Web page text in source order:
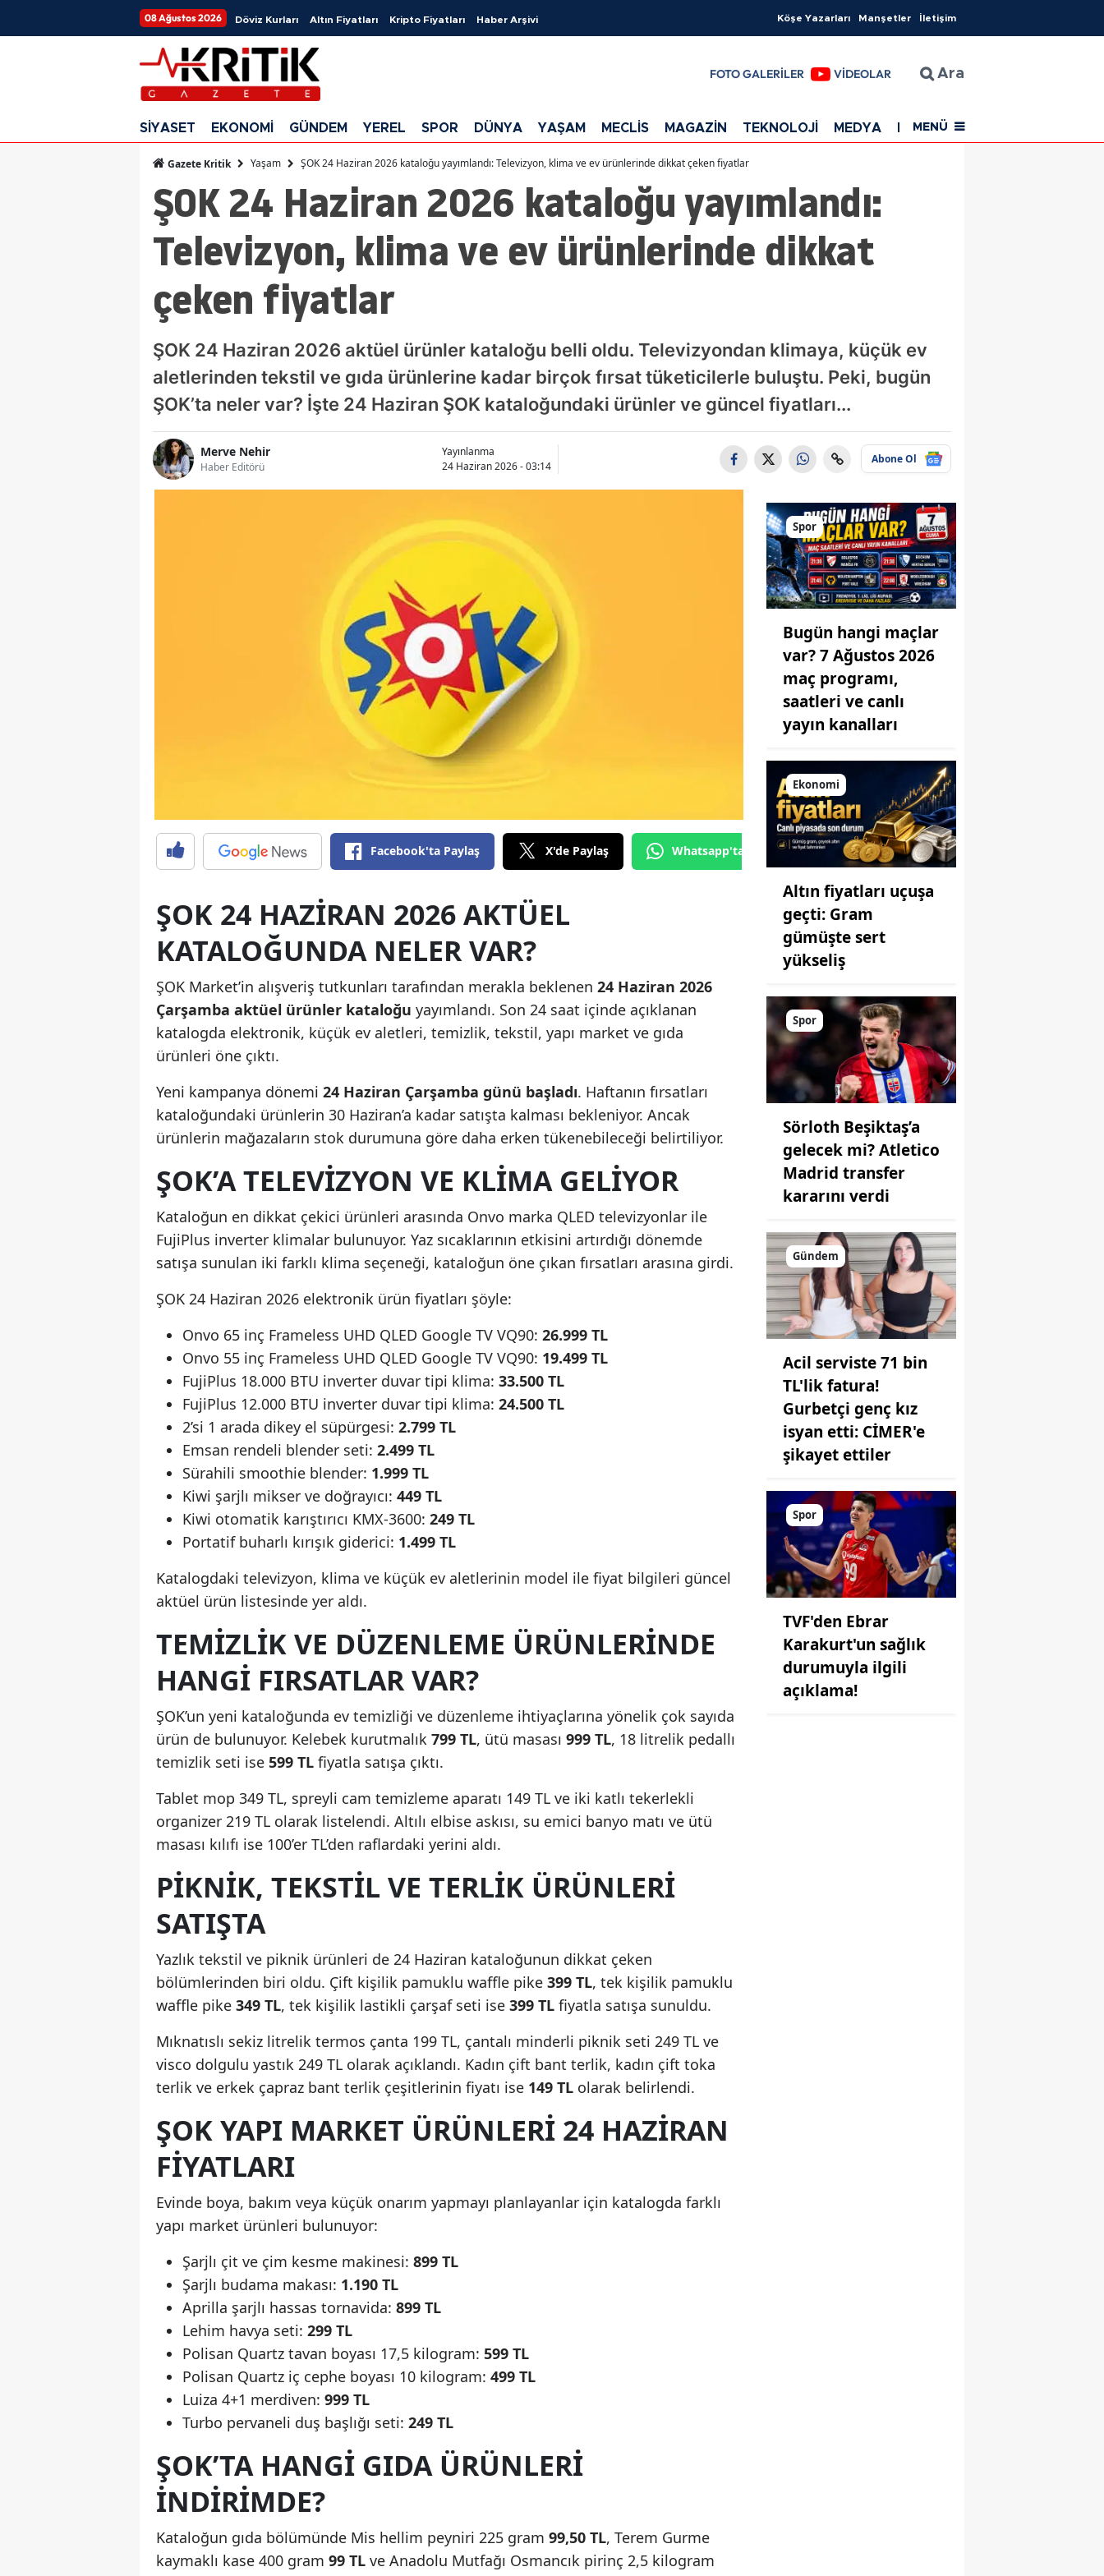
08 Ağustos 2026 Döviz Kurları Altın Fiyatları Kripto Fiyatları Haber Arşivi Köşe Yazarları Manşetler İletişim
FOTO GALERİLER VİDEOLAR Ara
SİYASET EKONOMİ GÜNDEM YEREL SPOR DÜNYA YAŞAM MECLİS MAGAZİN TEKNOLOJİ MEDYA EĞİTİM SAĞLIK
MENÜ
Gazete Kritik Yaşam ŞOK 24 Haziran 2026 kataloğu yayımlandı: Televizyon, klima ve ev ürünlerinde dikkat çeken fiyatlar
ŞOK 24 Haziran 2026 kataloğu yayımlandı:
Televizyon, klima ve ev ürünlerinde dikkat
çeken fiyatlar
ŞOK 24 Haziran 2026 aktüel ürünler kataloğu belli oldu. Televizyondan klimaya, küçük ev
aletlerinden tekstil ve gıda ürünlerine kadar birçok fırsat tüketicilerle buluştu. Peki, bugün
ŞOK’ta neler var? İşte 24 Haziran ŞOK kataloğundaki ürünler ve güncel fiyatları...
Merve Nehir
Haber Editörü
Yayınlanma
24 Haziran 2026 - 03:14
Abone Ol
Facebook'ta Paylaş X'de Paylaş Whatsapp'tan Gönder
ŞOK 24 HAZIRAN 2026 AKTÜEL
KATALOĞUNDA NELER VAR?
ŞOK Market’in alışveriş tutkunları tarafından merakla beklenen 24 Haziran 2026
Çarşamba aktüel ürünler kataloğu yayımlandı. Son 24 saat içinde açıklanan
katalogda elektronik, küçük ev aletleri, temizlik, tekstil, yapı market ve gıda
ürünleri öne çıktı.
Yeni kampanya dönemi 24 Haziran Çarşamba günü başladı. Haftanın fırsatları
kataloğundaki ürünlerin 30 Haziran’a kadar satışta kalması bekleniyor. Ancak
ürünlerin mağazaların stok durumuna göre daha erken tükenebileceği belirtiliyor.
ŞOK’A TELEVIZYON VE KLIMA GELIYOR
Kataloğun en dikkat çekici ürünleri arasında Onvo marka QLED televizyonlar ile
FujiPlus inverter klimalar bulunuyor. Yaz sıcaklarının etkisini artırdığı dönemde
satışa sunulan iki farklı klima seçeneği, kataloğun öne çıkan fırsatları arasına girdi.
ŞOK 24 Haziran 2026 elektronik ürün fiyatları şöyle:
Onvo 65 inç Frameless UHD QLED Google TV VQ90: 26.999 TL
Onvo 55 inç Frameless UHD QLED Google TV VQ90: 19.499 TL
FujiPlus 18.000 BTU inverter duvar tipi klima: 33.500 TL
FujiPlus 12.000 BTU inverter duvar tipi klima: 24.500 TL
2’si 1 arada dikey el süpürgesi: 2.799 TL
Emsan rendeli blender seti: 2.499 TL
Sürahili smoothie blender: 1.999 TL
Kiwi şarjlı mikser ve doğrayıcı: 449 TL
Kiwi otomatik karıştırıcı KMX-3600: 249 TL
Portatif buharlı kırışık giderici: 1.499 TL
Katalogdaki televizyon, klima ve küçük ev aletlerinin model ile fiyat bilgileri güncel
aktüel ürün listesinde yer aldı.
TEMIZLIK VE DÜZENLEME ÜRÜNLERINDE
HANGI FIRSATLAR VAR?
ŞOK’un yeni kataloğunda ev temizliği ve düzenleme ihtiyaçlarına yönelik çok sayıda
ürün de bulunuyor. Kelebek kurutmalık 799 TL, ütü masası 999 TL, 18 litrelik pedallı
temizlik seti ise 599 TL fiyatla satışa çıktı.
Tablet mop 349 TL, spreyli cam temizleme aparatı 149 TL ve iki katlı tekerlekli
organizer 219 TL olarak listelendi. Altılı elbise askısı, su emici banyo matı ve ütü
masası kılıfı ise 100’er TL’den raflardaki yerini aldı.
PIKNIK, TEKSTIL VE TERLIK ÜRÜNLERI
SATIŞTA
Yazlık tekstil ve piknik ürünleri de 24 Haziran kataloğunun dikkat çeken
bölümlerinden biri oldu. Çift kişilik pamuklu waffle pike 399 TL, tek kişilik pamuklu
waffle pike 349 TL, tek kişilik lastikli çarşaf seti ise 399 TL fiyatla satışa sunuldu.
Mıknatıslı sekiz litrelik termos çanta 199 TL, çantalı minderli piknik seti 249 TL ve
visco dolgulu yastık 249 TL olarak açıklandı. Kadın çift bant terlik, kadın çift toka
terlik ve erkek çapraz bant terlik çeşitlerinin fiyatı ise 149 TL olarak belirlendi.
ŞOK YAPI MARKET ÜRÜNLERI 24 HAZIRAN
FIYATLARI
Evinde boya, bakım veya küçük onarım yapmayı planlayanlar için katalogda farklı
yapı market ürünleri bulunuyor:
Şarjlı çit ve çim kesme makinesi: 899 TL
Şarjlı budama makası: 1.190 TL
Aprilla şarjlı hassas tornavida: 899 TL
Lehim havya seti: 299 TL
Polisan Quartz tavan boyası 17,5 kilogram: 599 TL
Polisan Quartz iç cephe boyası 10 kilogram: 499 TL
Luiza 4+1 merdiven: 999 TL
Turbo pervaneli duş başlığı seti: 249 TL
ŞOK’TA HANGI GIDA ÜRÜNLERI
INDIRIMDE?
Kataloğun gıda bölümünde Mis hellim peyniri 225 gram 99,50 TL, Terem Gurme
kaymaklı kase 400 gram 99 TL ve Anadolu Mutfağı Osmancık pirinç 2,5 kilogram
Spor
Bugün hangi maçlar
var? 7 Ağustos 2026
maç programı,
saatleri ve canlı
yayın kanalları
Ekonomi
Altın fiyatları uçuşa
geçti: Gram
gümüşte sert
yükseliş
Spor
Sörloth Beşiktaş’a
gelecek mi? Atletico
Madrid transfer
kararını verdi
Gündem
Acil serviste 71 bin
TL'lik fatura!
Gurbetçi genç kız
isyan etti: CİMER'e
şikayet ettiler
Spor
TVF'den Ebrar
Karakurt'un sağlık
durumuyla ilgili
açıklama!